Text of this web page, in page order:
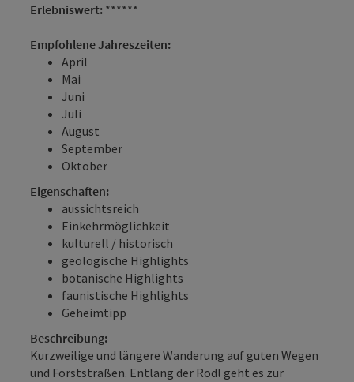
Erlebniswert: ******
Empfohlene Jahreszeiten:
April
Mai
Juni
Juli
August
September
Oktober
Eigenschaften:
aussichtsreich
Einkehrmöglichkeit
kulturell / historisch
geologische Highlights
botanische Highlights
faunistische Highlights
Geheimtipp
Beschreibung:
Kurzweilige und längere Wanderung auf guten Wegen
und Forststraßen. Entlang der Rodl geht es zur